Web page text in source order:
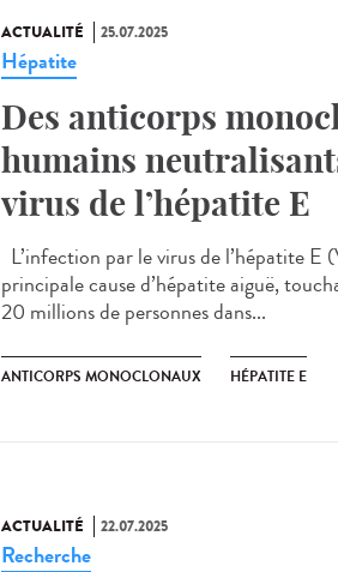
ACTUALITÉ 25.07.2025
Hépatite
Des anticorps
humains
virus de l’hépatite E
L’infection par le virus de l’hépatite E
principale cause d’hépatite aiguë,
20 millions de personnes dans...
ANTICORPS MONOCLONAUX HÉPATITE E
ACTUALITÉ 22.07.2025
Recherche